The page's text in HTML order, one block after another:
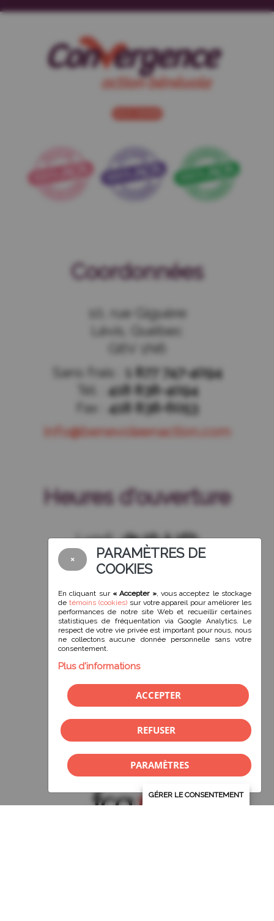
Coordonnées
10, rue Giguère
Lévis, Québec
G6V 1N6
Sans frais :
1 877 747-4094
Tél. : 418 838-4094
Fax : 418 838-6053
info@benevoleenaction.com
Heures d'ouverture
Lundi :de 9h à 16h
Mardi :de 9h à 16h
Mercredi :de 9h à 16h
Jeudi :de 9h à 16h
Vendredi :de 9h à 16h
Samedi :fermé
Dimanche :
Suivez-nous!
×
PARAMÈTRES DE
COOKIES
En cliquant sur « Accepter », vous acceptez le stockage
de témoins (cookies)sur votre appareil pour améliorer les
performances de notre site Web et recueillir certaines
statistiques de fréquentation via Google Analytics. Le
respect de votre vie privée est important pour nous, nous
ne collectons aucune donnée personnelle sans votre
consentement.
Plus d'informations
ACCEPTER
REFUSER
PARAMÈTRES
GÉRER LE CONSENTEMENT